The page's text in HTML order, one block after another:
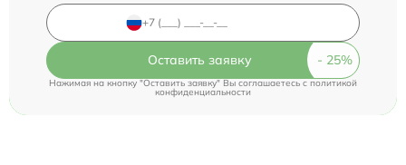
Оставить заявку
Нажимая на кнопку "Оставить заявку" Вы соглашаетесь cполитикой
конфиденциальности